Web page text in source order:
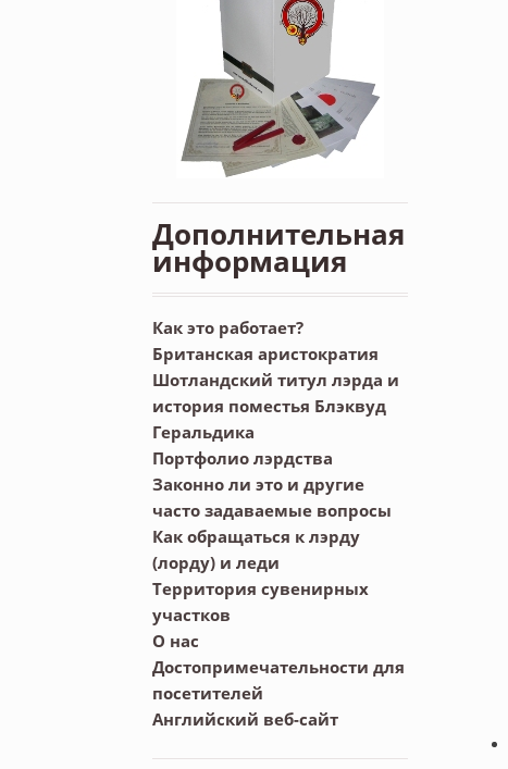
Дополнительная
информация
Как это работает?
Британская аристократия
Шотландский титул лэрда и
история поместья Блэквуд
Геральдика
Портфолио лэрдства
Законно ли это и другие
часто задаваемые вопросы
Как обращаться к лэрду
(лорду) и леди
Территория сувенирных
участков
О нас
Достопримечательности для
посетителей
Английский веб-сайт